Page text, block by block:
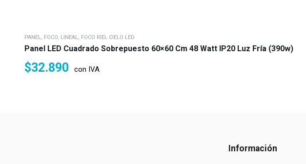
PANEL, FOCO, LINEAL, FOCO RIEL CIELO LED
Panel LED Cuadrado Sobrepuesto 60×60 Cm 48 Watt IP20 Luz Fría (390w)
$32.890 con IVA
Información